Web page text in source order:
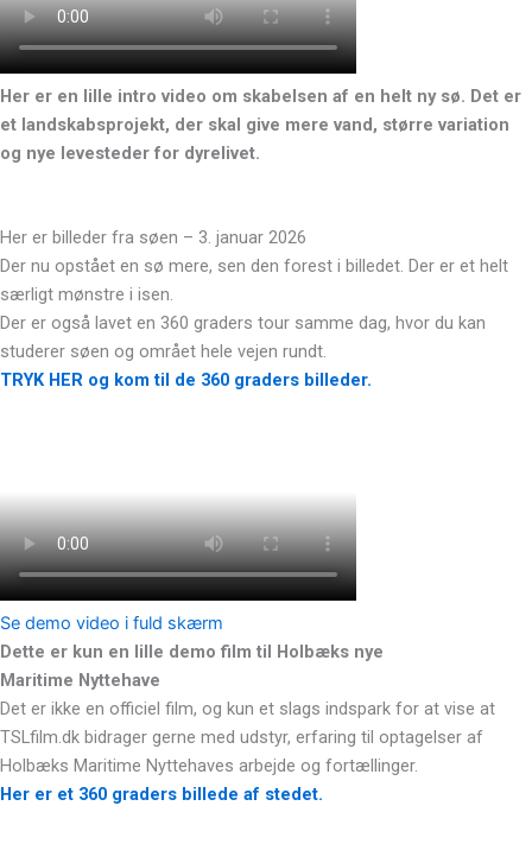
Her er en lille intro video om skabelsen af en helt ny sø. Det er
et landskabsprojekt, der skal give mere vand, større variation
og nye levesteder for dyrelivet.
Her er billeder fra søen – 3. januar 2026
Der nu opstået en sø mere, sen den forest i billedet. Der er et helt
særligt mønstre i isen.
Der er også lavet en 360 graders tour samme dag, hvor du kan
studerer søen og områet hele vejen rundt.
TRYK HER og kom til de 360 graders billeder.
Se demo video i fuld skærm
Dette er kun en lille demo film til Holbæks nye
Maritime Nyttehave
Det er ikke en officiel film, og kun et slags indspark for at vise at
TSLfilm.dk bidrager gerne med udstyr, erfaring til optagelser af
Holbæks Maritime Nyttehaves arbejde og fortællinger.
Her er et 360 graders billede af stedet.